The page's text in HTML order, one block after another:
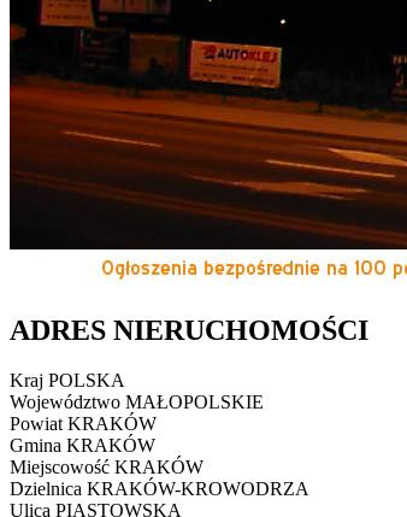
ADRES NIERUCHOMOŚCI
Kraj POLSKA
Województwo MAŁOPOLSKIE
Powiat KRAKÓW
Gmina KRAKÓW
Miejscowość KRAKÓW
Dzielnica KRAKÓW-KROWODRZA
Ulica PIASTOWSKA